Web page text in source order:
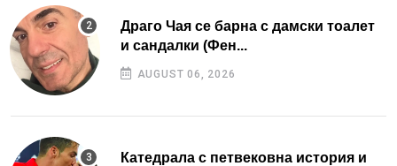
Драго Чая се барна с дамски тоалет
и сандалки (Фен...
AUGUST 06, 2026
Катедрала с петвековна история и